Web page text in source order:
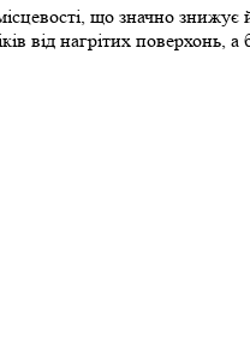
що значно
від нагрітих